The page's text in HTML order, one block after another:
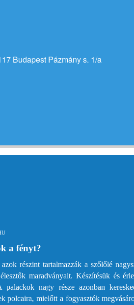
Budapest Pázmány s. 1/a
a fényt?
részint tartalmazzák a szőlőlé
maradványait. Készítésük és
nagy része azonban
polcaira, mielőtt a fogyasztók